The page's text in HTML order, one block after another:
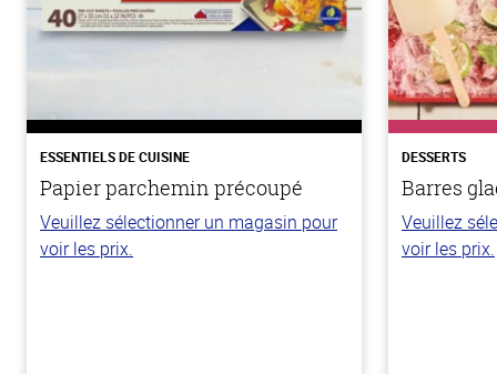
ESSENTIELS DE CUISINE
Papier parchemin précoupé
Veuillez sélectionner un magasin pour
voir les prix.
DESSERTS
Barres
Veuillez
voir les prix.